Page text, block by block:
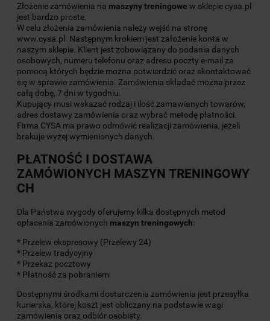
Złożenie zamówienia na maszynytreningowe w sklepie cysa.pl
jest bardzo proste.
W celu złożenia zamówienia należy wejść na stronę
www.cysa.pl. Następnym krokiem jest założenie konta w
naszym sklepie. Klient jest zobowiązany do podania danych
osobowych, numeru telefonu oraz adresu poczty e-mail za
pomocą których będzie można potwierdzić oraz skontaktować
się w sprawie zamówienia. Zamówienia składać można przez
całą dobę, 7 dni w tygodniu.
Kupujący musi wskazać rodzaj i ilość zamawianych towarów,
adres dostawy zamówienia oraz wybrać metodę płatności.
Firma CYSA ma prawo odmówić realizacji zamówienia, jeżeli
brakuje wyżej wymienionych danych.
PŁATNOŚĆ I DOSTAWA
ZAMÓWIONYCH MASZYN TRENINGOWY
CH
Dla Państwa wygody oferujemy kilka dostępnych metod
opłacenia zamówionych maszyn treningowych:
* Przelew ekspresowy (Przelewy 24)
* Przelew tradycyjny
* Przekaz pocztowy
* Płatność za pobraniem
Dostępnymi środkami dostarczenia zamówienia jest przesyłka
kurierska, której koszt jest obliczany na podstawie wagi
zamówienia oraz odbiór osobisty.